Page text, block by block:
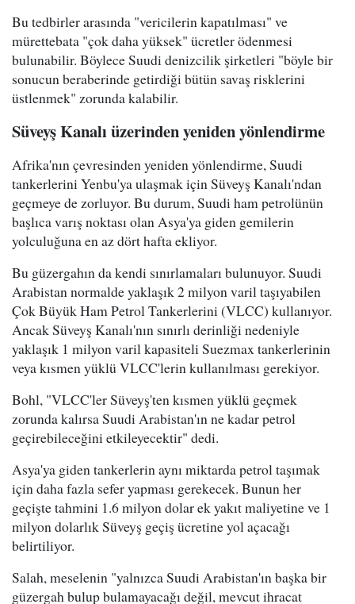
Bu tedbirler arasında "vericilerin kapatılması" ve
mürettebata "çok daha yüksek" ücretler ödenmesi
bulunabilir. Böylece Suudi denizcilik şirketleri "böyle bir
sonucun beraberinde getirdiği bütün savaş risklerini
üstlenmek" zorunda kalabilir.
Süveyş Kanalı üzerinden yeniden yönlendirme
Afrika'nın çevresinden yeniden yönlendirme, Suudi
tankerlerini Yenbu'ya ulaşmak için Süveyş Kanalı'ndan
geçmeye de zorluyor. Bu durum, Suudi ham petrolünün
başlıca varış noktası olan Asya'ya giden gemilerin
yolculuğuna en az dört hafta ekliyor.
Bu güzergahın da kendi sınırlamaları bulunuyor. Suudi
Arabistan normalde yaklaşık 2 milyon varil taşıyabilen
Çok Büyük Ham Petrol Tankerlerini (VLCC) kullanıyor.
Ancak Süveyş Kanalı'nın sınırlı derinliği nedeniyle
yaklaşık 1 milyon varil kapasiteli Suezmax tankerlerinin
veya kısmen yüklü VLCC'lerin kullanılması gerekiyor.
Bohl, "VLCC'ler Süveyş'ten kısmen yüklü geçmek
zorunda kalırsa Suudi Arabistan'ın ne kadar petrol
geçirebileceğini etkileyecektir" dedi.
Asya'ya giden tankerlerin aynı miktarda petrol taşımak
için daha fazla sefer yapması gerekecek. Bunun her
geçişte tahmini 1.6 milyon dolar ek yakıt maliyetine ve 1
milyon dolarlık Süveyş geçiş ücretine yol açacağı
belirtiliyor.
Salah, meselenin "yalnızca Suudi Arabistan'ın başka bir
güzergah bulup bulamayacağı değil, mevcut ihracat